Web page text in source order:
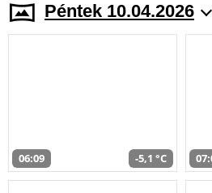
Péntek 10.04.2026
06:09 -5,1 °C